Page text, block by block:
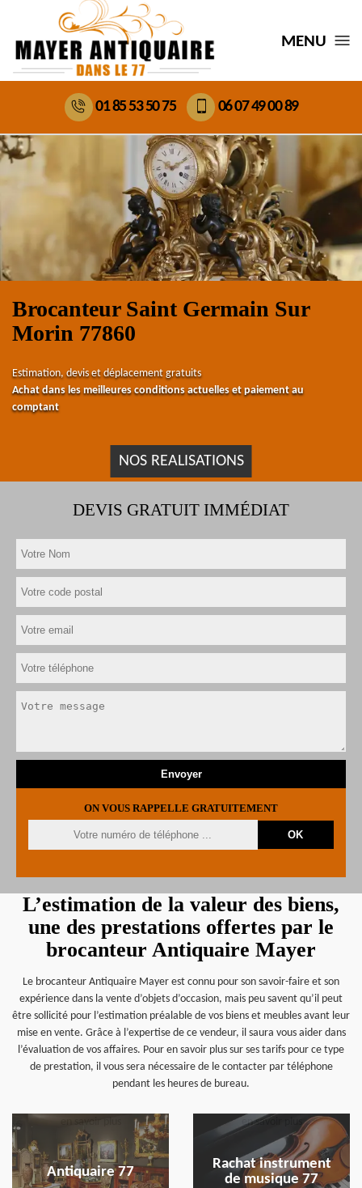
MENU
01 85 53 50 75 06 07 49 00 89
Brocanteur Saint Germain Sur
Morin 77860
Estimation, devis et déplacement gratuits
Achat dans les meilleures conditions actuelles et paiement au
comptant
NOS REALISATIONS
DEVIS GRATUIT IMMÉDIAT
ON VOUS RAPPELLE GRATUITEMENT
L’estimation de la valeur des biens,
une des prestations offertes par le
brocanteur Antiquaire Mayer
Le brocanteur Antiquaire Mayer est connu pour son savoir-faire et son
expérience dans la vente d’objets d’occasion, mais peu savent qu’il peut
être sollicité pour l’estimation préalable de vos biens et meubles avant leur
mise en vente. Grâce à l’expertise de ce vendeur, il saura vous aider dans
l’évaluation de vos affaires. Pour en savoir plus sur ses tarifs pour ce type
de prestation, il vous sera nécessaire de le contacter par téléphone
pendant les heures de bureau.
Antiquaire 77
en savoir plus
Rachat instrument
de musique 77
en savoir plus